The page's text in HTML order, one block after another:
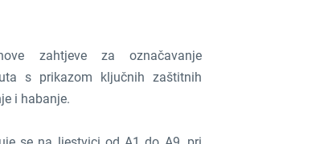
zahtjeve za označavanje
s prikazom ključnih zaštitnih
i habanje.